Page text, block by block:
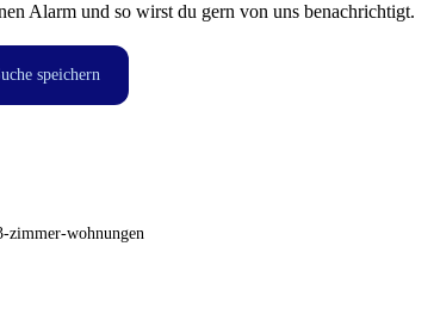
Alarm und so wirst du gern von uns benachrichtigt.
speichern
zimmer-wohnungen